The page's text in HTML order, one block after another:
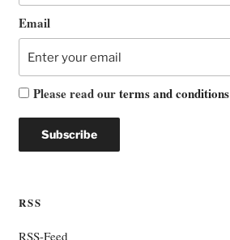
Email
Please read ourterms and conditions
RSS
RSS-Feed